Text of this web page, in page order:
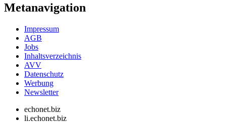
Metanavigation
Impressum
AGB
Jobs
Inhaltsverzeichnis
AVV
Datenschutz
Werbung
Newsletter
echonet.biz
li.echonet.biz